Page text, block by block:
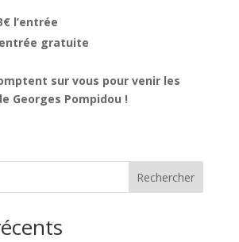
l’entrée
entrée gratuite
sur vous pour venir les
Georges Pompidou !
Rechercher